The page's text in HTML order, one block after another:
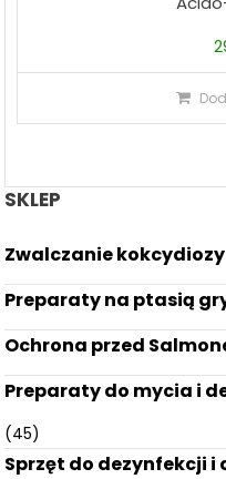
SKLEP
Zwalczanie kokcydiozy
Preparaty na ptasią
Ochrona przed
Preparaty do mycia i
(45)
Sprzęt do dezynfekcji i